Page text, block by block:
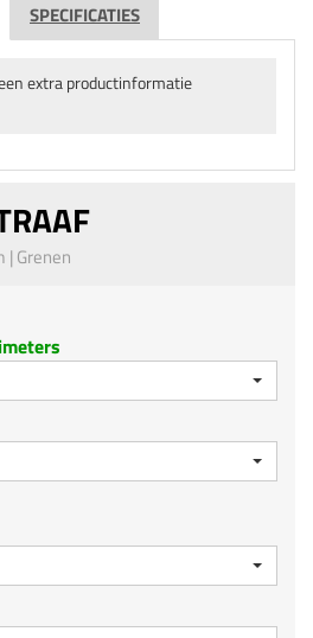
SPECIFICATIES
extra productinformatie
| Grenen